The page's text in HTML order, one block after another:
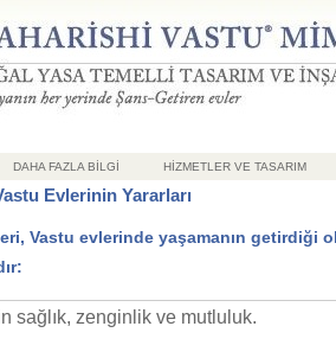
DAHA FAZLA BILGI HİZMETLER VE TASARIM
Evlerinin Yararları
Vastu evlerinde yaşamanın getirdiği
sağlık, zenginlik ve mutluluk.